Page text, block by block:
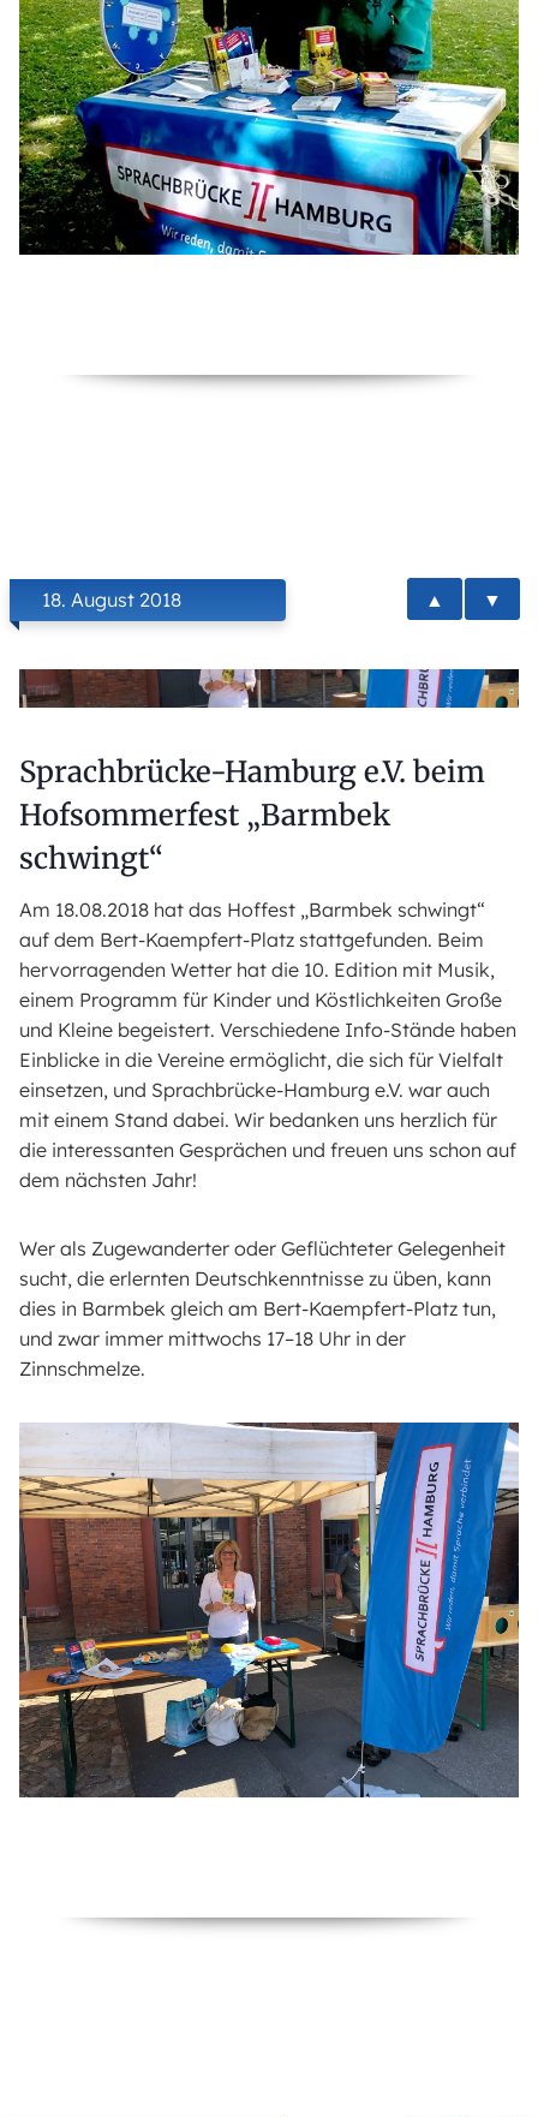
18. August 2018 ▲ ▼
Sprachbrücke-Hamburg e.V. beim
Hofsommerfest „Barmbek
schwingt“
Am 18.08.2018 hat das Hoffest „Barmbek schwingt“
auf dem Bert-Kaempfert-Platz stattgefunden. Beim
hervorragenden Wetter hat die 10. Edition mit Musik,
einem Programm für Kinder und Köstlichkeiten Große
und Kleine begeistert. Verschiedene Info-Stände haben
Einblicke in die Vereine ermöglicht, die sich für Vielfalt
einsetzen, und Sprachbrücke-Hamburg e.V. war auch
mit einem Stand dabei. Wir bedanken uns herzlich für
die interessanten Gesprächen und freuen uns schon auf
dem nächsten Jahr!
Wer als Zugewanderter oder Geflüchteter Gelegenheit
sucht, die erlernten Deutschkenntnisse zu üben, kann
dies in Barmbek gleich am Bert-Kaempfert-Platz tun,
und zwar immer mittwochs 17–18 Uhr in der
Zinnschmelze.